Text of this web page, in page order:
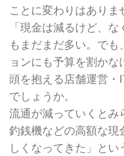
ことに変わりはありま
「現金は減るけど、
もまだまだ多い。で
ョンにも予算を割かな
頭を抱える店舗運営・
でしょうか。
流通が減っていくとみ
釣銭機などの高額な現
しくなってきた」とい